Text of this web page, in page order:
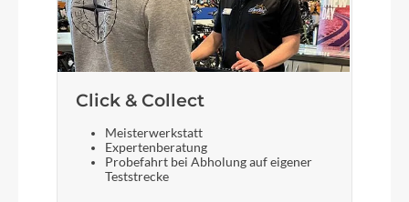
travel (29''), 44mm rake
Sattelstütze
Click & Collect
Meisterwerkstatt
Expertenberatung
Probefahrt bei Abholung auf eigener
Teststrecke